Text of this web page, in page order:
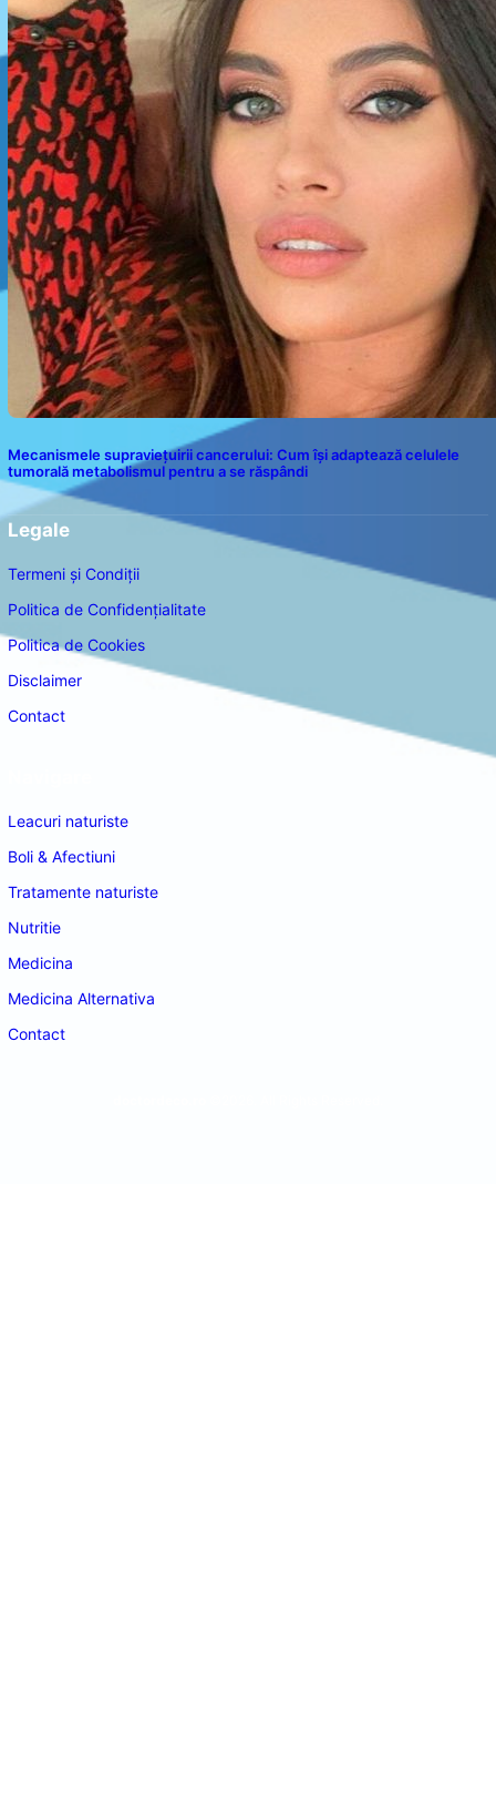
Mecanismele supraviețuirii cancerului: Cum își adaptează celulele
tumorală metabolismul pentru a se răspândi
Legale
Termeni și Condiții
Politica de Confidențialitate
Politica de Cookies
Disclaimer
Contact
Leacuri naturiste
Boli & Afectiuni
Tratamente naturiste
Nutritie
Medicina
Medicina Alternativa
Contact